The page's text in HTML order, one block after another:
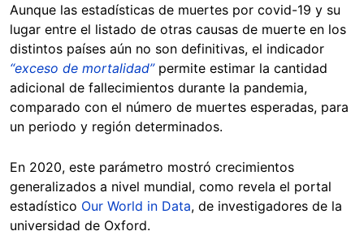
Aunque las estadísticas de muertes por covid-19 y su
lugar entre el listado de otras causas de muerte en los
distintos países aún no son definitivas, el indicador
“exceso de mortalidad” permite estimar la cantidad
adicional de fallecimientos durante la pandemia,
comparado con el número de muertes esperadas, para
un periodo y región determinados.
En 2020, este parámetro mostró crecimientos
generalizados a nivel mundial, como revela el portal
estadístico Our World in Data, de investigadores de la
universidad de Oxford.